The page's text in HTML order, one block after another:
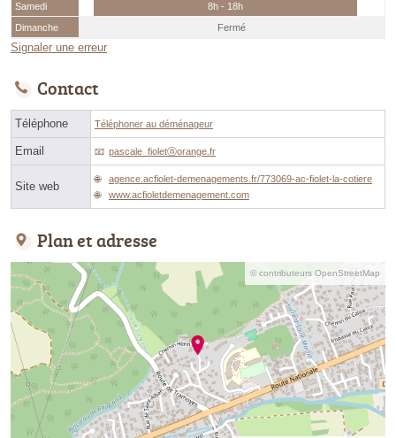
Samedi
8h - 18h
Dimanche
Fermé
Signaler une erreur
Contact
Téléphone Téléphoner au déménageur
Email pascale_fioletⓐorange.fr
Site web
agence.acfiolet-demenagements.fr/773069-ac-fiolet-la-cotiere
www.acfioletdemenagement.com
Plan et adresse
© contributeurs OpenStreetMap